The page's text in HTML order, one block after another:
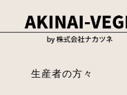
生産者の方々